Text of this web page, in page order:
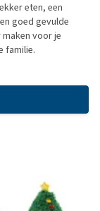
eten, een
goed gevulde
voor je
familie.